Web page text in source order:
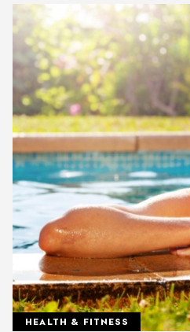
HEALTH & FITNESS